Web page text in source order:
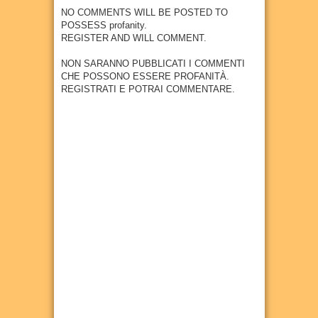
res de
15
anos
ce do
27 Jul 2026
de
nova
indúst
ria em
Goian
a
27 Jul 2026
NO COMMENTS WILL BE POSTED TO
POSSESS profanity.
REGISTER AND WILL COMMENT.
NON SARANNO PUBBLICATI I COMMENTI
CHE POSSONO ESSERE PROFANITÀ.
REGISTRATI E POTRAI COMMENTARE.